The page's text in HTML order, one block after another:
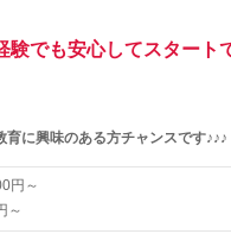
験でも安心してスター
に興味のある方チャンスです♪♪♪
円～
～